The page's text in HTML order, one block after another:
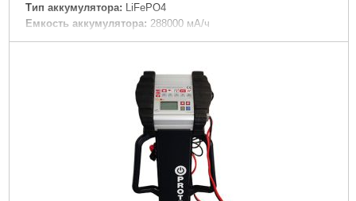
Тип аккумулятора: LiFePO4
Емкость аккумулятора: 288000 мА/ч
Цвет корпуса: Черный
Универсальная батарея
Выходное напряжение:
220 В
Фонарик|Быстрая зарядка|Индикатор уровня
USB|Type-C|Розетка AC 220В
От USB|От сети|От солнечной энергия
Подробнее...